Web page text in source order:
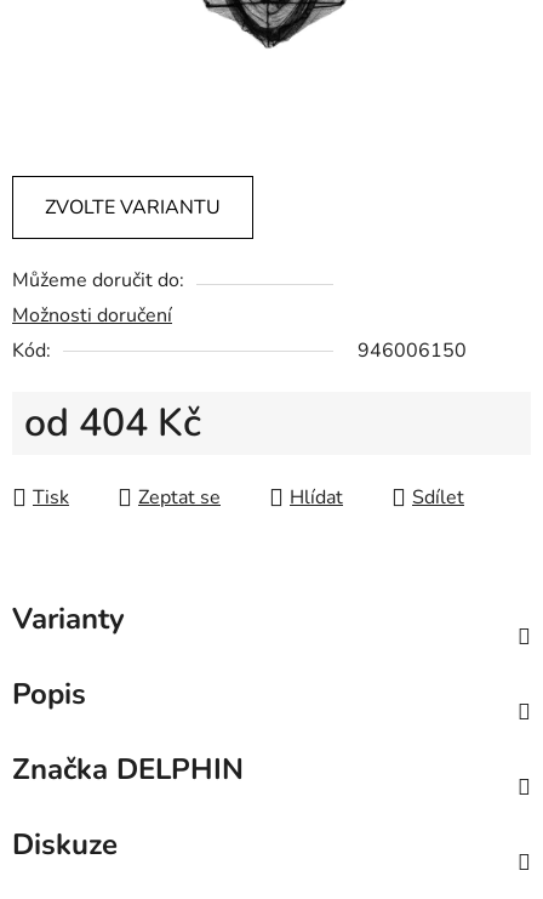
ZVOLTE VARIANTU
Můžeme doručit do:
Možnosti doručení
Kód:
946006150
od 404 Kč
Tisk
Zeptat se Hlídat Sdílet
Varianty
Popis
Značka DELPHIN
Diskuze